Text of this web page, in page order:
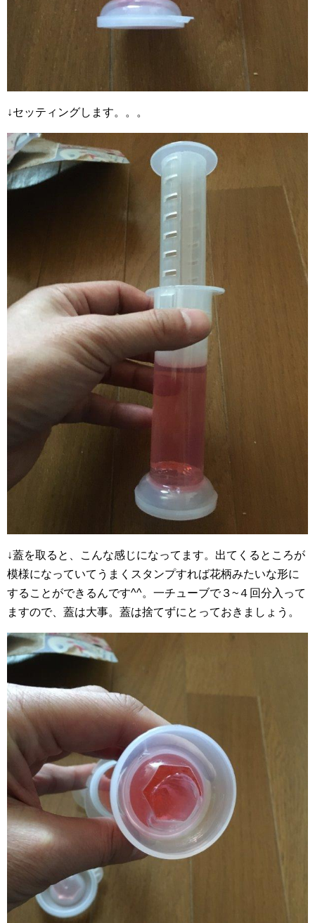
↓セッティングします。。。
↓蓋を取ると、こんな感じになってます。出てくるところが
模様になっていてうまくスタンプすれば花柄みたいな形に
することができるんです^^。一チューブで３~４回分入って
ますので、蓋は大事。蓋は捨てずにとっておきましょう。